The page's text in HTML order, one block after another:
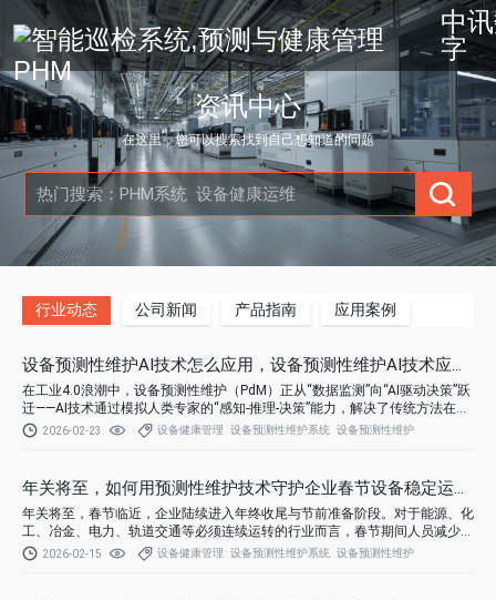
中
字
资讯中心
在这里，您可以搜索找到自己想知道的问题
行业动态 公司新闻 产品指南 应用案例
设备预测性维护AI技术怎么应用，设备预测性维护AI技术应用场
在工业4.0浪潮中，设备预测性维护（PdM）正从“数据监测”向“AI驱动决策”跃
迁——AI技术通过模拟人类专家的“感知-推理-决策”能力，解决了传统方法在复
杂工况、多源数据、小样本场景下的瓶颈。本文聚焦AI技术在预测性维护中的
2026-02-23 设备健康管理 设备预测性维护系统 设备预测性维护
年关将至，如何用预测性维护技术守护企业春节设备稳定运行？
年关将至，春节临近，企业陆续进入年终收尾与节前准备阶段。对于能源、化
工、冶金、电力、轨道交通等必须连续运转的行业而言，春节期间人员减少、
响应延迟、备件调度困难等问题，极易诱发设备突发故障，轻则影响生产效
2026-02-15 设备健康管理 设备预测性维护系统 设备预测性维护